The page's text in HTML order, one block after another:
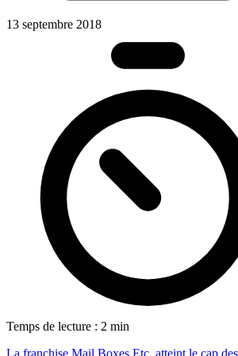
13 septembre 2018
Temps de lecture : 2 min
La franchise Mail Boxes Etc. atteint le cap